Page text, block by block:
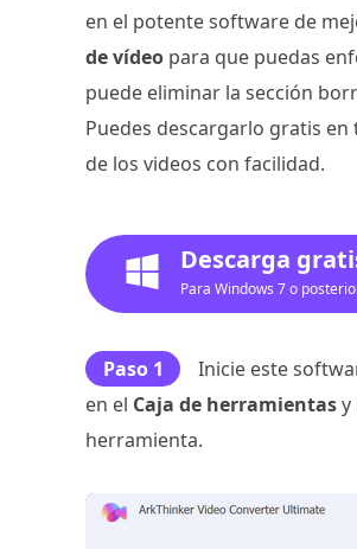
en el potente software de
de vídeo para que puedas
puede eliminar la sección
Puedes descargarlo gratis
de los videos con facilidad.
Descarga
Para Windows 7 o
Paso 1
Inicie este
en el Caja de herramientasy
herramienta.